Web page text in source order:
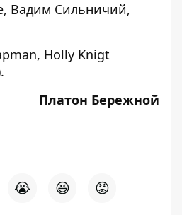
Вадим Сильничий,
Holly Knigt
Платон Бережной
😭 😆 😡